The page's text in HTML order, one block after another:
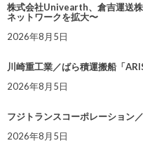
株式会社Univearth、倉吉運送
ネットワークを拡大〜
2026年8月5日
川崎重工業／ばら積運搬船「
2026年8月5日
フジトランスコーポレーション
2026年8月5日